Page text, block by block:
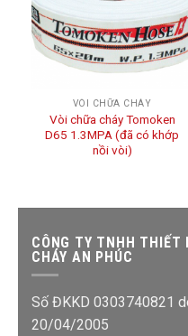
VÒI CHỮA CHÁY
Vòi chữa cháy Tomoken
D65 1.3MPA (đã có khớp
nồi vòi)
CÔNG TY TNHH THIẾT
CHÁY AN PHÚC
Số ĐKKD 0303740821
20/04/2005